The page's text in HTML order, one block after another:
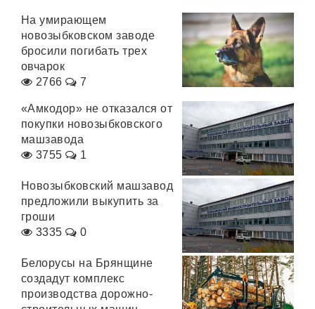
На умирающем
новозыбковском заводе
бросили погибать трех
овчарок
2766
7
«Амкодор» не отказался от
покупки новозыбковского
машзавода
3755
1
Новозыбковский машзавод
предложили выкупить за
гроши
3335
0
Белорусы на Брянщине
создадут комплекс
производства дорожно-